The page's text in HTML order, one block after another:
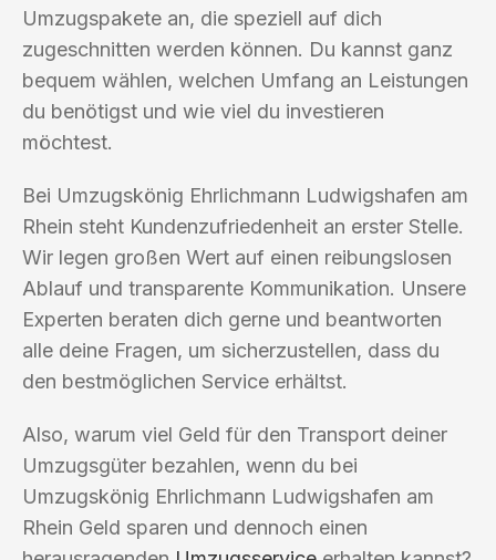
Umzugspakete an, die speziell auf dich
zugeschnitten werden können. Du kannst ganz
bequem wählen, welchen Umfang an Leistungen
du benötigst und wie viel du investieren
möchtest.
Bei Umzugskönig Ehrlichmann Ludwigshafen am
Rhein steht Kundenzufriedenheit an erster Stelle.
Wir legen großen Wert auf einen reibungslosen
Ablauf und transparente Kommunikation. Unsere
Experten beraten dich gerne und beantworten
alle deine Fragen, um sicherzustellen, dass du
den bestmöglichen Service erhältst.
Also, warum viel Geld für den Transport deiner
Umzugsgüter bezahlen, wenn du bei
Umzugskönig Ehrlichmann Ludwigshafen am
Rhein Geld sparen und dennoch einen